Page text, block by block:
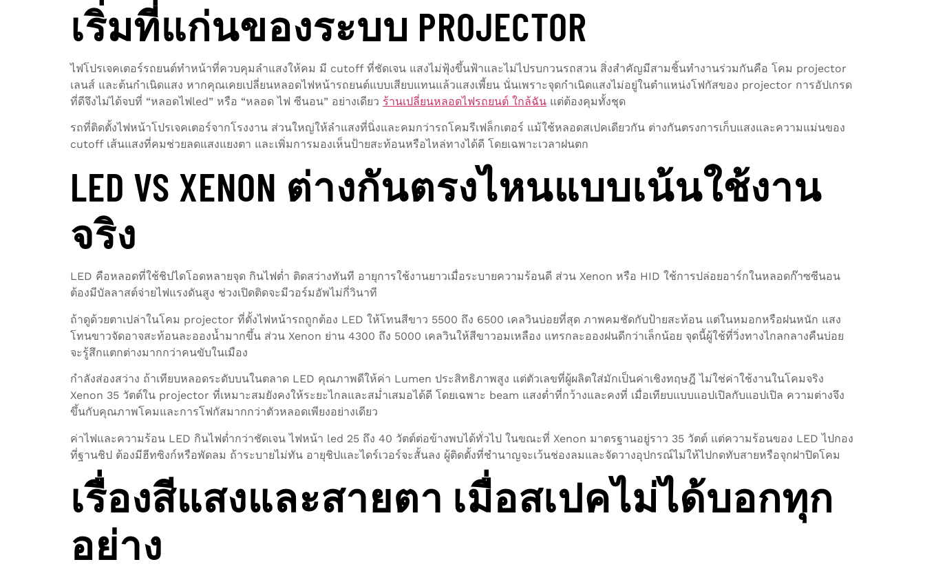
เริ่มที่แก่นของระบบ PROJECTOR
ไฟโปรเจคเตอร์รถยนต์ทำหน้าที่ควบคุมลำแสงให้คม มี cutoff ที่ชัดเจน แสงไม่ฟุ้งขึ้นฟ้าและไม่ไปรบกวนรถสวน สิ่งสำคัญมีสามชิ้นทำงานร่วมกันคือ โคม projector
เลนส์ และต้นกำเนิดแสง หากคุณเคยเปลี่ยนหลอดไฟหน้ารถยนต์แบบเสียบแทนแล้วแสงเพี้ยน นั่นเพราะจุดกำเนิดแสงไม่อยู่ในตำแหน่งโฟกัสของ projector การอัปเกรด
ที่ดีจึงไม่ได้จบที่ “หลอดไฟled” หรือ “หลอด ไฟ ซีนอน” อย่างเดียว ร้านเปลี่ยนหลอดไฟรถยนต์ ใกล้ฉัน แต่ต้องคุมทั้งชุด
รถที่ติดตั้งไฟหน้าโปรเจคเตอร์จากโรงงาน ส่วนใหญ่ให้ลำแสงที่นิ่งและคมกว่ารถโคมรีเฟล็กเตอร์ แม้ใช้หลอดสเปคเดียวกัน ต่างกันตรงการเก็บแสงและความแม่นของ
cutoff เส้นแสงที่คมช่วยลดแสงแยงตา และเพิ่มการมองเห็นป้ายสะท้อนหรือไหล่ทางได้ดี โดยเฉพาะเวลาฝนตก
LED VS XENON ต่างกันตรงไหนแบบเน้นใช้งาน
จริง
LED คือหลอดที่ใช้ชิปไดโอดหลายจุด กินไฟต่ำ ติดสว่างทันที อายุการใช้งานยาวเมื่อระบายความร้อนดี ส่วน Xenon หรือ HID ใช้การปล่อยอาร์กในหลอดก๊าซซีนอน
ต้องมีบัลลาสต์จ่ายไฟแรงดันสูง ช่วงเปิดติดจะมีวอร์มอัพไม่กี่วินาที
ถ้าดูด้วยตาเปล่าในโคม projector ที่ตั้งไฟหน้ารถถูกต้อง LED ให้โทนสีขาว 5500 ถึง 6500 เคลวินบ่อยที่สุด ภาพคมชัดกับป้ายสะท้อน แต่ในหมอกหรือฝนหนัก แสง
โทนขาวจัดอาจสะท้อนละอองน้ำมากขึ้น ส่วน Xenon ย่าน 4300 ถึง 5000 เคลวินให้สีขาวอมเหลือง แทรกละอองฝนดีกว่าเล็กน้อย จุดนี้ผู้ใช้ที่วิ่งทางไกลกลางคืนบ่อย
จะรู้สึกแตกต่างมากกว่าคนขับในเมือง
กำลังส่องสว่าง ถ้าเทียบหลอดระดับบนในตลาด LED คุณภาพดีให้ค่า Lumen ประสิทธิภาพสูง แต่ตัวเลขที่ผู้ผลิตใส่มักเป็นค่าเชิงทฤษฎี ไม่ใช่ค่าใช้งานในโคมจริง
Xenon 35 วัตต์ใน projector ที่เหมาะสมยังคงให้ระยะไกลและสม่ำเสมอได้ดี โดยเฉพาะ beam แสงต่ำที่กว้างและคงที่ เมื่อเทียบแบบแอปเปิลกับแอปเปิล ความต่างจึง
ขึ้นกับคุณภาพโคมและการโฟกัสมากกว่าตัวหลอดเพียงอย่างเดียว
ค่าไฟและความร้อน LED กินไฟต่ำกว่าชัดเจน ไฟหน้า led 25 ถึง 40 วัตต์ต่อข้างพบได้ทั่วไป ในขณะที่ Xenon มาตรฐานอยู่ราว 35 วัตต์ แต่ความร้อนของ LED ไปกอง
ที่ฐานชิป ต้องมีฮีทซิงก์หรือพัดลม ถ้าระบายไม่ทัน อายุชิปและไดร์เวอร์จะสั้นลง ผู้ติดตั้งที่ชำนาญจะเว้นช่องลมและจัดวางอุปกรณ์ไม่ให้ไปกดทับสายหรือจุกฝาปิดโคม
เรื่องสีแสงและสายตา เมื่อสเปคไม่ได้บอกทุก
อย่าง